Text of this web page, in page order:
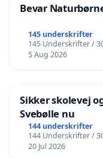
Bevar
145 underskrifter
145 Underskrifter /
5 Aug 2026
Sikker skolevej
Svebølle nu
144 underskrifter
144 Underskrifter /
20 Jul 2026